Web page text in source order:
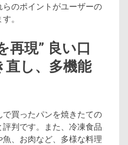
のポイントがユーザーの
。
再現” 良い口
直し、多機能
買ったパンを焼きたての
判です。また、冷凍食品
、お肉など、多様な料理